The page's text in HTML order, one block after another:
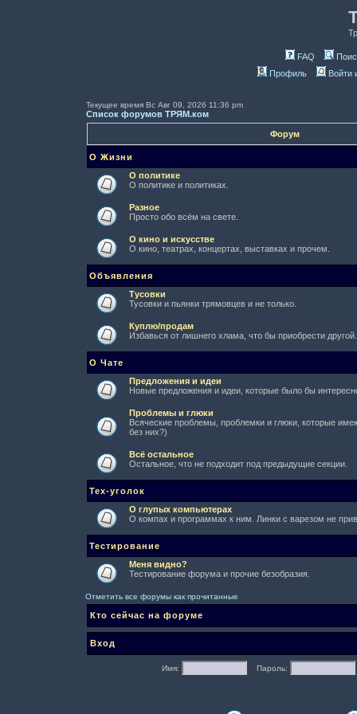
FAQ
Профиль
Войти
Текущее время Вс Авг 09, 2026 11:36 pm
Список форумов ТРЯМ.ком
Форум
О Жизни
О политике
О политике и политиках.
Разное
Просто обо всём на свете.
О кино и искусстве
О кино, театрах, концертах, выставках и прочем.
Объявления
Тусовки
Тусовки и пьянки трямовцев и не только.
Куплю/продам
Избавься от лишнего хлама, что бы приобрести другой.
О Чате
Предложения и идеи
Новые предложения и идеи, которые было бы
Проблемы и глюки
Всяческие проблемы, проблемки и глюки, которые
без них?)
Всё остальное
Остальное, что не подходит под предыдущие секции.
Тех-уголок
О глупых компьютерах
О компах и программах к ним. Линки с варезом не
Тестирование
Меня видно?
Тестирование форума и прочие безобразия.
Отметить все форумы как прочитанные
Кто сейчас на форуме
Вход
Имя: Пароль: